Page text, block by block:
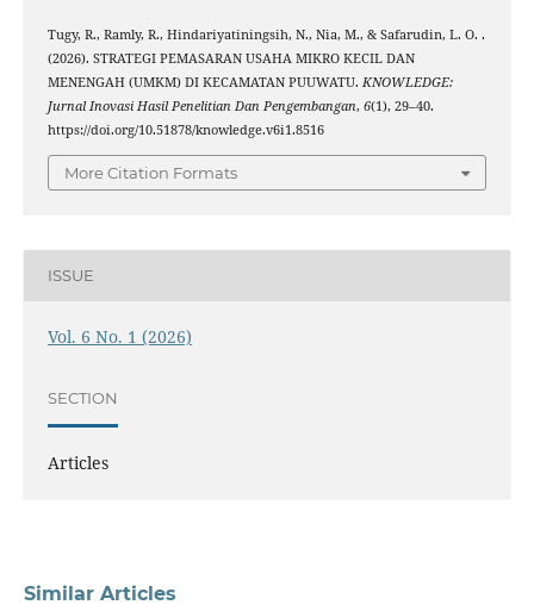
Tugy, R., Ramly, R., Hindariyatiningsih, N., Nia, M., & Safarudin, L. O. .
(2026). STRATEGI PEMASARAN USAHA MIKRO KECIL DAN
MENENGAH (UMKM) DI KECAMATAN PUUWATU. KNOWLEDGE:
Jurnal Inovasi Hasil Penelitian Dan Pengembangan, 6(1), 29–40.
https://doi.org/10.51878/knowledge.v6i1.8516
More Citation Formats
ISSUE
Vol. 6 No. 1 (2026)
SECTION
Articles
Similar Articles